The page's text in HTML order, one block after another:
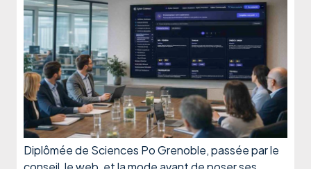
Diplômée de Sciences Po Grenoble, passée par le